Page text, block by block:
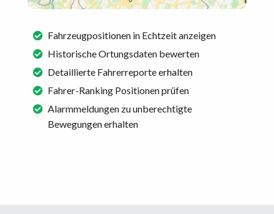
Fahrzeugpositionen in Echtzeit anzeigen
Historische Ortungsdaten bewerten
Detaillierte Fahrerreporte erhalten
Fahrer-Ranking Positionen prüfen
Alarmmeldungen zu unberechtigte
Bewegungen erhalten